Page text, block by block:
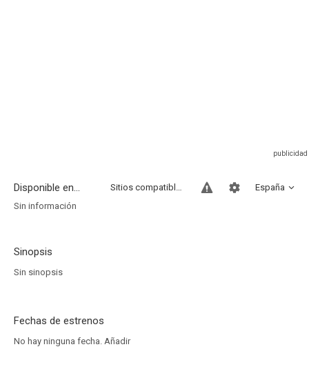
Disponible en... España
Sitios compatibles
Sin información
Sinopsis
Sin sinopsis
Fechas de estrenos
No hay ninguna fecha. Añadir